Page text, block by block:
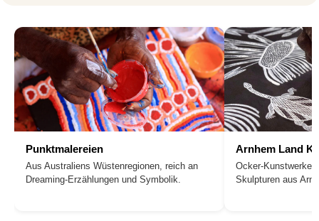
Punktmalereien
Aus Australiens Wüstenregionen, reich an
Dreaming-Erzählungen und Symbolik.
Arnhem Land
Ocker-Kunstwerke,
Skulpturen aus